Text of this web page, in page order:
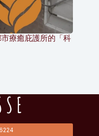
市療癒庇護所的「科